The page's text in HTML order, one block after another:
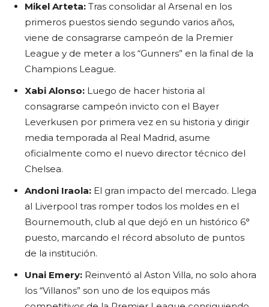
Mikel Arteta: Tras consolidar al Arsenal en los
primeros puestos siendo segundo varios años,
viene de consagrarse campeón de la Premier
League y de meter a los “Gunners” en la final de la
Champions League.
Xabi Alonso: Luego de hacer historia al
consagrarse campeón invicto con el Bayer
Leverkusen por primera vez en su historia y dirigir
media temporada al Real Madrid, asume
oficialmente como el nuevo director técnico del
Chelsea.
Andoni Iraola: El gran impacto del mercado. Llega
al Liverpool tras romper todos los moldes en el
Bournemouth, club al que dejó en un histórico 6°
puesto, marcando el récord absoluto de puntos
de la institución.
Unai Emery: Reinventó al Aston Villa, no solo ahora
los “Villanos” son uno de los equipos más